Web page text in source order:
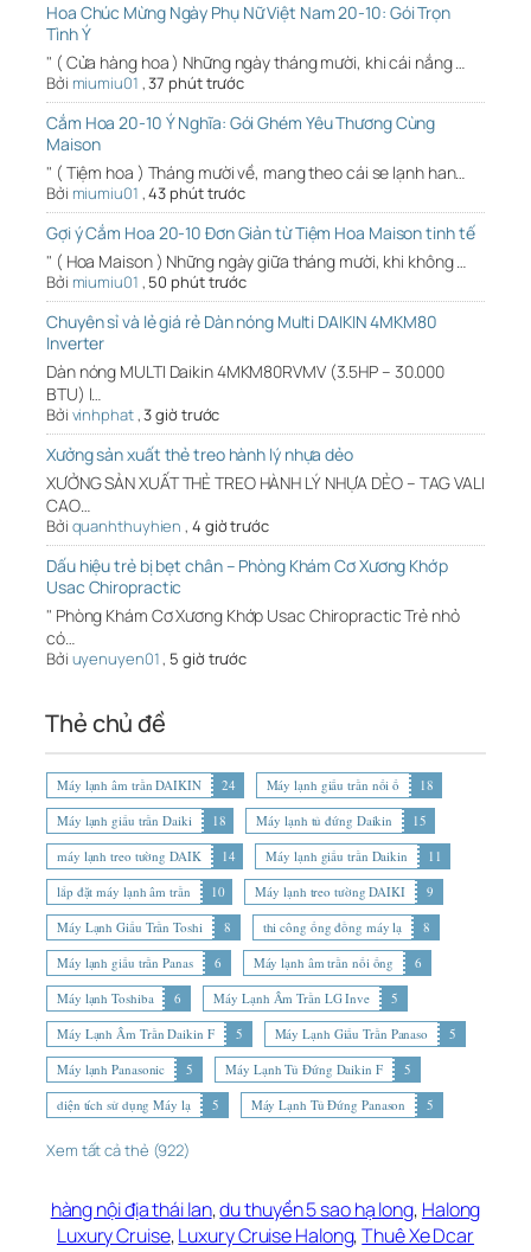
Hoa Chúc Mừng Ngày Phụ Nữ Việt Nam 20-10: Gói Trọn
Tình Ý
" ( Cửa hàng hoa ) Những ngày tháng mười, khi cái nắng …
Bởi miumiu01 ,37 phút trước
Cắm Hoa 20-10 Ý Nghĩa: Gói Ghém Yêu Thương Cùng
Maison
" ( Tiệm hoa ) Tháng mười về, mang theo cái se lạnh han…
Bởi miumiu01 ,43 phút trước
Gợi ý Cắm Hoa 20-10 Đơn Giản từ Tiệm Hoa Maison tinh tế
" ( Hoa Maison ) Những ngày giữa tháng mười, khi không …
Bởi miumiu01 , 50 phút trước
Chuyên sỉ và lẻ giá rẻ Dàn nóng Multi DAIKIN 4MKM80
Inverter
Dàn nóng MULTI Daikin 4MKM80RVMV (3.5HP – 30.000
BTU) l…
Bởi vinhphat,3 giờ trước
Xưởng sản xuất thẻ treo hành lý nhựa dẻo
XƯỞNG SẢN XUẤT THẺ TREO HÀNH LÝ NHỰA DẺO – TAG VALI
CAO…
Bởi quanhthuyhien , 4 giờ trước
Dấu hiệu trẻ bị bẹt chân – Phòng Khám Cơ Xương Khớp
Usac Chiropractic
" Phòng Khám Cơ Xương Khớp Usac Chiropractic Trẻ nhỏ
có…
Bởi uyenuyen01, 5 giờ trước
Thẻ chủ đề
Máy lạnh âm trần DAIKIN 24 Máy lạnh giấu trần nối ố
18
Máy lạnh giấu trần Daiki
18 Máy lạnh tủ đứng Daikin
15
máy lạnh treo tường DAIK
14 Máy lạnh giấu trần Daikin
11
lắp đặt máy lạnh âm trần
10 Máy lạnh treo tường DAIKI
9
Máy Lạnh Giấu Trần Toshi
8 thi công ống đồng máy lạ
8
Máy lạnh giấu trần Panas
6 Máy lạnh âm trần nối ống
6
Máy lạnh Toshiba
6 Máy Lạnh Âm Trần LG Inve
5
Máy Lạnh Âm Trần Daikin F
5 Máy Lạnh Giấu Trần Panaso
5
Máy lạnh Panasonic
5 Máy Lạnh Tủ Đứng Daikin F
5
diện tích sử dụng Máy lạ
5 Máy Lạnh Tủ Đứng Panason 5
Xem tất cả thẻ (922)
hàng nội địa thái lan,du thuyền 5 sao hạ long, Halong
Luxury Cruise,Luxury Cruise Halong,Thuê Xe Dcar